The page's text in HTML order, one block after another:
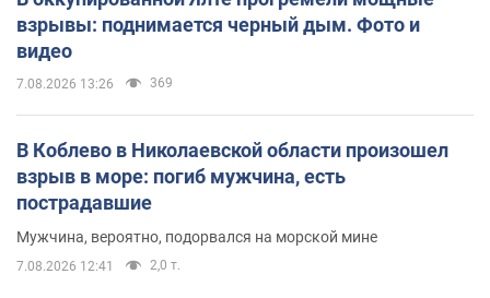
взрывы: поднимается черный дым. Фото и
видео
7.08.2026 13:26 369
В Коблево в Николаевской области произошел
взрыв в море: погиб мужчина, есть
пострадавшие
Мужчина, вероятно, подорвался на морской мине
7.08.2026 12:41 2,0 т.